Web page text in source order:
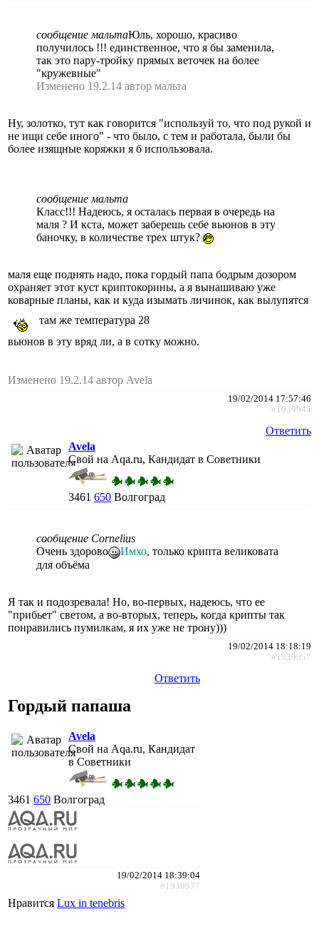
сообщение мальтаЮль, хорошо, красиво
получилось !!! единственное, что я бы заменила,
так это пару-тройку прямых веточек на более
"кружевные"
Изменено 19.2.14 автор мальта
Ну, золотко, тут как говорится "используй то, что под рукой и
не ищи себе иного" - что было, с тем и работала, были бы
более изящные коряжки я б использовала.
сообщение мальта
Класс!!! Надеюсь, я осталась первая в очередь на
маля ? И кста, может заберешь себе вьюнов в эту
баночку, в количестве трех штук?
маля еще поднять надо, пока гордый папа бодрым дозором
охраняет этот куст криптокорины, а я вынашиваю уже
коварные планы, как и куда изымать личинок, как вылупятся
там же температура 28
вьюнов в эту вряд ли, а в сотку можно.
Изменено 19.2.14 автор Avela
19/02/2014 17:57:46
#1939944
Ответить
Avela
Свой на Aqa.ru, Кандидат в Советники
3461 650 Волгоград
сообщение Cornelius
Очень здорово
Имхо, только крипта великовата
для объёма
Я так и подозревала! Но, во-первых, надеюсь, что ее
"прибьет" светом, а во-вторых, теперь, когда крипты так
понравились пумилкам, я их уже не трону)))
19/02/2014 18:18:19
#1939957
Ответить
Гордый папаша
Avela
Свой на Aqa.ru, Кандидат
в Советники
3461 650 Волгоград
19/02/2014 18:39:04
#1939977
Нравится Lux in tenebris